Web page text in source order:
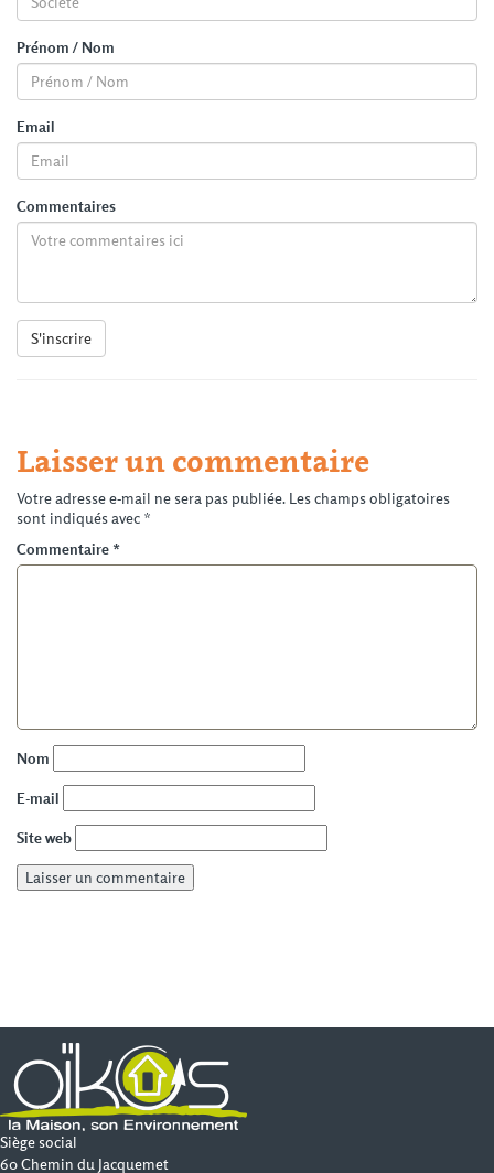
Prénom / Nom
Email
Commentaires
S'inscrire
Laisser un commentaire
Votre adresse e-mail ne sera pas publiée. Les champs obligatoires
sont indiqués avec *
Commentaire *
Nom
E-mail
Site web
Siège social
60 Chemin du Jacquemet